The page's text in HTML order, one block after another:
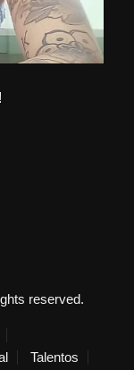
reserved.
Talentos